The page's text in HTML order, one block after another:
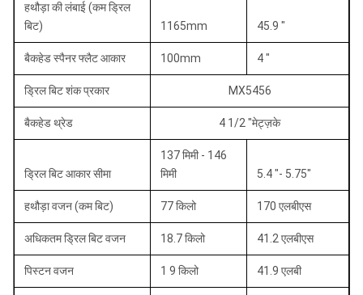
हथौड़ा की लंबाई (कम ड्रिल
बिट)
1165mm 45.9 "
बैकहेड स्पैनर फ्लैट आकार 100mm 4 "
ड्रिल बिट शंक प्रकार MX5456
बैकहेड थ्रेड 4 1/2 "मेट्ज़के
ड्रिल बिट आकार सीमा
137 मिमी - 146
मिमी
5.4 "- 5.75"
हथौड़ा वजन (कम बिट) 77 किलो 170 एलबीएस
अधिकतम ड्रिल बिट वजन 18.7 किलो 41.2 एलबीएस
पिस्टन वजन 1 9 किलो 41.9 एलबी